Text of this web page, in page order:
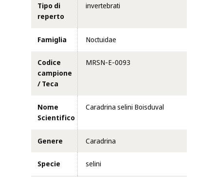
Tipo di
reperto
invertebrati
Famiglia Noctuidae
Codice
campione
/ Teca
MRSN-E-0093
Nome
Scientifico
Caradrina selini Boisduval
Genere Caradrina
Specie selini